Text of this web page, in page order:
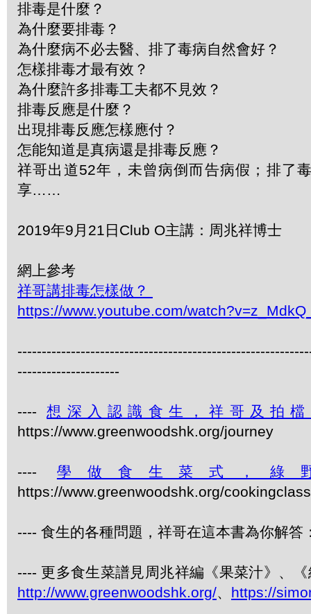
排毒是什麼？
為什麼要排毒？
為什麼病不必去醫、排了毒病自然會好？
怎樣排毒才最有效？
為什麼許多排毒工夫都不見效？
排毒反應是什麼？
出現排毒反應怎樣應付？
怎能知道是真病還是排毒反應？
祥哥出道52年，未曾病倒而告病假；排了
享……
2019年9月21日Club O主講：周兆祥博士
網上參考
祥哥講排毒怎樣做？
https://www.youtube.com/
---------------------
----想深入認識食生，祥哥及拍
https://www.greenwoodshk.org/journey
---- 學做食生菜式，綠
https://www.greenwoodshk.org/
---- 食生的各種問題，祥哥在這本書為你解
---- 更多食生菜譜見周兆祥編《果菜汁》、
http://www.greenwoodshk.org/、 https://